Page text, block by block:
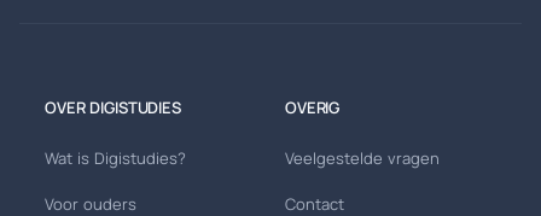
OVER DIGISTUDIES
Wat is Digistudies?
Voor ouders
OVERIG
Veelgestelde vragen
Contact